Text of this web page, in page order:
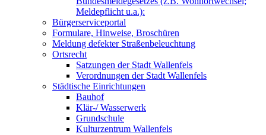
Meldepflicht u.a.):
Bürgerserviceportal
Formulare, Hinweise, Broschüren
Meldung defekter Straßenbeleuchtung
Ortsrecht
Satzungen der Stadt Wallenfels
Verordnungen der Stadt Wallenfels
Städtische Einrichtungen
Bauhof
Klär-/ Wasserwerk
Grundschule
Kulturzentrum Wallenfels